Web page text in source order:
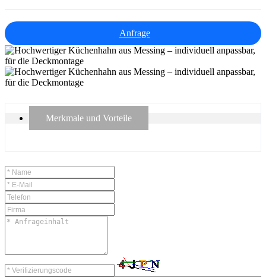
Anfrage
Merkmale und Vorteile